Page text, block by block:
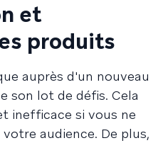
et
produits
auprès d'un nouveau
son lot de défis. Cela
inefficace si vous ne
audience. De plus,